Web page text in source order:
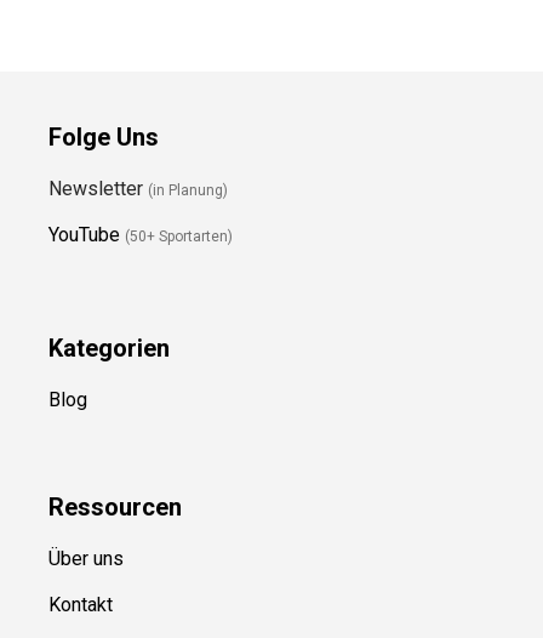
Folge Uns
Newsletter (in Planung)
YouTube (50+ Sportarten)
Kategorien
Blog
Ressourcen
Über uns
Kontakt